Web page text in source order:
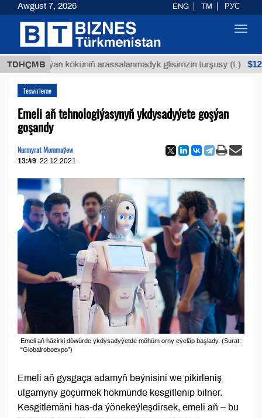
TDHÇMB
Buýan köküniň arassalanmadyk glisirrizin turşusy (t.) $12935,18
Teswirleme
Emeli aň tehnologiýasynyň ykdysadyýete goşýan
goşandy
Nurmyrat Mommaýew
13:49 22.12.2021
Emeli aň häzirki döwürde ykdysadyýetde möhüm orny eýeläp başlady. (Surat:
“Globalroboexpo”)
Emeli aň gysgaça adamyň beýnisini we pikirleniş
ulgamyny göçürmek hökmünde kesgitlenip bilner.
Kesgitlemäni has-da ýönekeýleşdirsek, emeli aň – bu
Awgust 7, 2026 ENG TM РУС